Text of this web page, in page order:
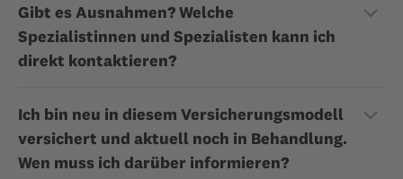
Gibt es Ausnahmen? Welche
Spezialistinnen und Spezialisten kann ich
direkt kontaktieren?
Ich bin neu in diesem Versicherungsmodell
versichert und aktuell noch in Behandlung.
Wen muss ich darüber informieren?